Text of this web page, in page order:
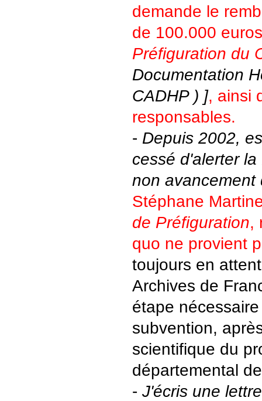
demande le
de 100.000
Préfiguration du
Documentation
CADHP ) ], ainsi
responsables.
- Depuis 2002,
cessé d'alerter
non avancement
Stéphane
de Préfiguration,
quo ne provient
toujours en
Archives de
étape
subvention,
scientifique du
départemental
- J'écris une